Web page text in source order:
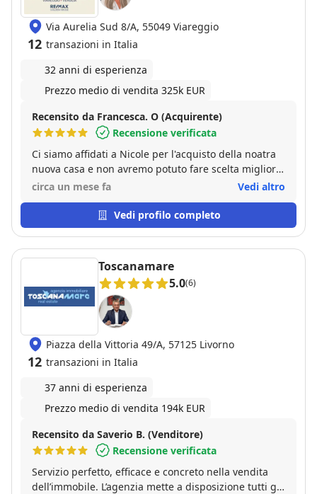
Via Aurelia Sud 8/A, 55049 Viareggio
12 transazioni in Italia
32 anni di esperienza
Prezzo medio di vendita 325k EUR
Recensito da Francesca. O (Acquirente)
Recensione verificata
Ci ​siamo affidati a Nicole per l'acquisto della noatra
nuova casa e non avremo potuto fare scelta migliore.
Fin dal primo incontro si è dimostrata una persona
capace di trasformare un momento stressante come
la ricerca di un immobile in un'esperienza piacevole
esattamente di cosa avessimo bisogno e quali
fossero le nostre reali esigenze, senza farci perdere
tempo con proposte senza senso, come spesso
accade. Grazie alla sua efficacia e alla sua grande
professionalità, ha trovato l'immobile perfetto per
noi in tempi record. ​Se cercate un'agente
immobiliare che unisca competenza e
professionalità e rapidità Nicole è la professionista
circa un mese fa Vedi altro
Vedi profilo completo
Toscanamare
5.0(6)
Piazza della Vittoria 49/A, 57125 Livorno
12 transazioni in Italia
37 anni di esperienza
Prezzo medio di vendita 194k EUR
Recensito da Saverio B. (Venditore)
Recensione verificata
Servizio perfetto, efficace e concreto nella vendita
dell’immobile. L’agenzia mette a disposizione tutti gli